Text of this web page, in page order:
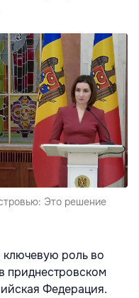
Это решение
ключевую роль во
приднестровском
Федерация.